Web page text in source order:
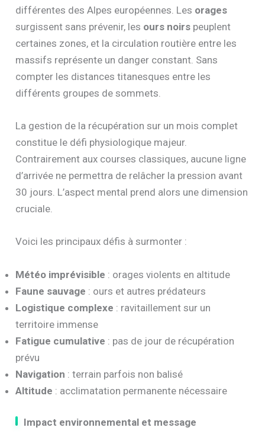
différentes des Alpes européennes. Les orages
surgissent sans prévenir, les ours noirs peuplent
certaines zones, et la circulation routière entre les
massifs représente un danger constant. Sans
compter les distances titanesques entre les
différents groupes de sommets.
La gestion de la récupération sur un mois complet
constitue le défi physiologique majeur.
Contrairement aux courses classiques, aucune ligne
d’arrivée ne permettra de relâcher la pression avant
30 jours. L’aspect mental prend alors une dimension
cruciale.
Voici les principaux défis à surmonter :
Météo imprévisible : orages violents en altitude
Faune sauvage : ours et autres prédateurs
Logistique complexe : ravitaillement sur un
territoire immense
Fatigue cumulative : pas de jour de récupération
prévu
Navigation : terrain parfois non balisé
Altitude : acclimatation permanente nécessaire
Impact environnemental et message